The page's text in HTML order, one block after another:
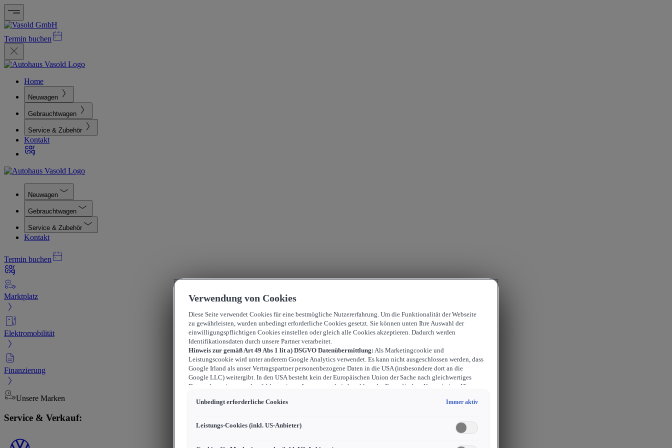
Termin buchen
Home
Neuwagen
Gebrauchtwagen
Service & Zubehör
Kontakt
Neuwagen
Gebrauchtwagen
Service & Zubehör
Kontakt
Termin buchen
Marktplatz
Elektromobilität
Finanzierung
Unsere Marken
Service & Verkauf:
Verwendung von Cookies
Diese Seite verwendet Cookies für eine bestmögliche Nutzererfahrung. Um die Funktionalität der Webseite
zu gewährleisten, wurden unbedingt erforderliche Cookies gesetzt. Sie können unten Ihre Auswahl der
einwilligungspflichtigen Cookies einstellen oder gleich alle Cookies akzeptieren. Dadurch werden
Identifikationsdaten durch unsere Partner verarbeitet.
Hinweis zur gemäß Art 49 Abs 1 lit a) DSGVO Datenübermittlung: Als Marketingcookie und
Leistungscookie wird unter anderem Google Analytics verwendet. Es kann nicht ausgeschlossen werden, dass
Google Irland als unser Vertragspartner personenbezogene Daten in die USA (insbesondere dort an die
Google LLC) weitergibt. In den USA besteht kein der Europäischen Union der Sache nach gleichwertiges
Datenschutzniveau und es fehlt an einem Angemessenheitsbeschluss der Europäischen Kommission. Hieraus
durchsetzen können, in den USA keine Datenschutzgrundsätze bestehen, und weil nicht ausgeschlossen
können, wobei Eingriffe in Ihre persönlichen Rechte und Freiheiten nicht auf das absolut Notwendige
Sollten Sie das Setzen von Cookies für Marketingzwecke oder Leistungscookies auch für
Unbedingt erforderliche Cookies Immer aktiv
Leistungs-Cookies (inkl. US-Anbieter)